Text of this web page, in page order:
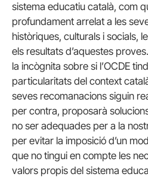
sistema educatiu català, com
profundament arrelat a les
històriques, culturals i socials,
els resultats d’aquestes
la incògnita sobre si l’OCDE
particularitats del context
seves recomanacions siguin
per contra, proposarà
no ser adequades per a la
per evitar la imposició d’un
que no tingui en compte les
valors propis del sistema